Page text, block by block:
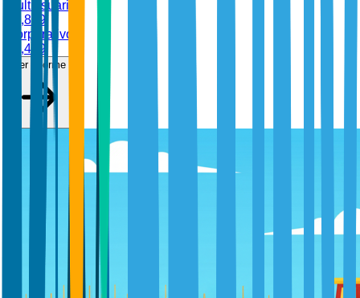
Multiusuario
6,899
Corporativo
8,499
Ver informe